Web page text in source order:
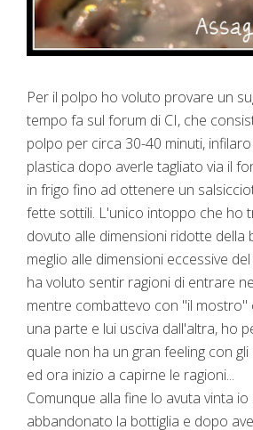
Per il polpo ho voluto provare un
tempo fa sul forum di CI, che
polpo per circa 30-40 minuti,
plastica dopo averle tagliato via il
in frigo fino ad ottenere un
fette sottili. L'unico intoppo che ho
dovuto alle dimensioni ridotte della
meglio alle dimensioni eccessive
ha voluto sentir ragioni di entrare
mentre combattevo con "il mostro"
una parte e lui usciva dall'altra, ho
quale non ha un gran feeling con
ed ora inizio a capirne le ragioni...
Comunque alla fine lo avuta vinta
abbandonato la bottiglia e dopo